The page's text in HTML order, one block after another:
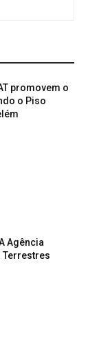
promovem o
o Piso
Agência
Terrestres